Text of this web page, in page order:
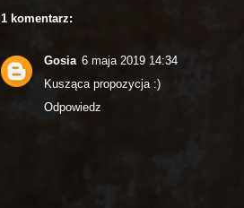
1 komentarz:
Gosia 6 maja 2019 14:34
Kusząca propozycja :)
Odpowiedz